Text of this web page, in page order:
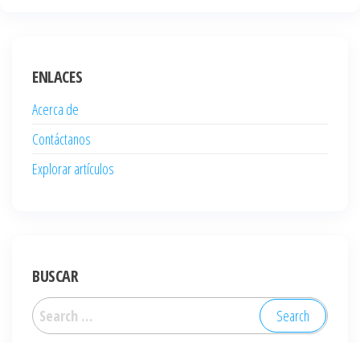
ENLACES
Acerca de
Contáctanos
Explorar artículos
BUSCAR
Search
for: